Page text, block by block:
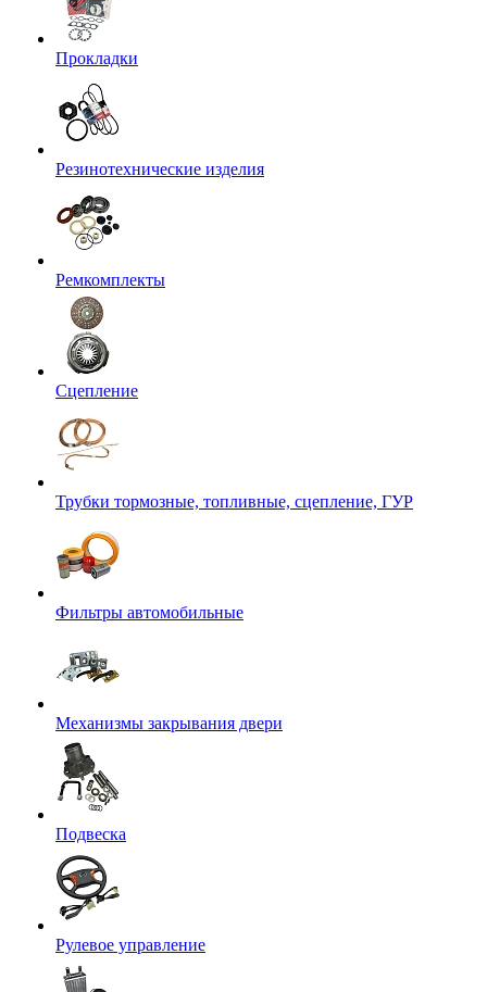
Прокладки
Резинотехнические изделия
Ремкомплекты
Сцепление
Трубки тормозные, топливные, сцепление, ГУР
Фильтры автомобильные
Механизмы закрывания двери
Подвеска
Рулевое управление